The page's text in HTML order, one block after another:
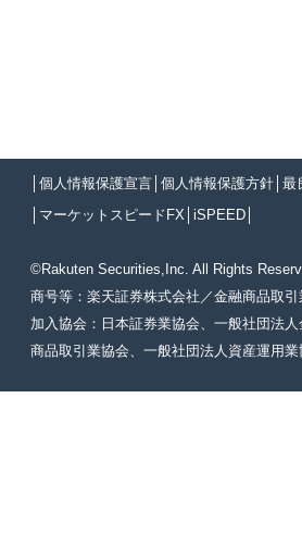
個人情報保護宣言 個人情報保護方針 最
マーケットスピードFX iSPEED
©Rakuten Securities,Inc. All Rights
商号等：楽天証券株式会社／金融商品取
加入協会：日本証券業協会、一般社団法
商品取引業協会、一般社団法人資産運用業